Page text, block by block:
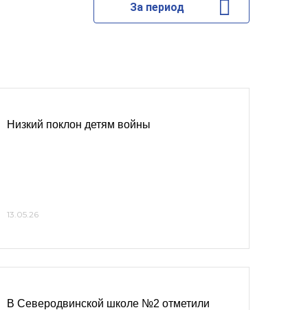
За период
Низкий поклон детям войны
13.05.26
В Северодвинской школе №2 отметили